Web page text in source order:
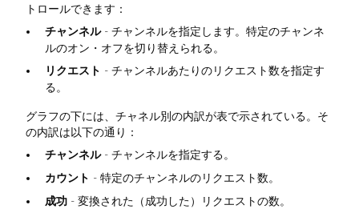
トロールできます：
チャンネル- チャンネルを指定します。特定のチャンネ
ルのオン・オフを切り替えられる。
リクエスト - チャンネルあたりのリクエスト数を指定す
る。
グラフの下には、チャネル別の内訳が表で示されている。そ
の内訳は以下の通り：
チャンネル- チャンネルを指定する。
カウント - 特定のチャンネルのリクエスト数。
成功 - 変換された（成功した）リクエストの数。